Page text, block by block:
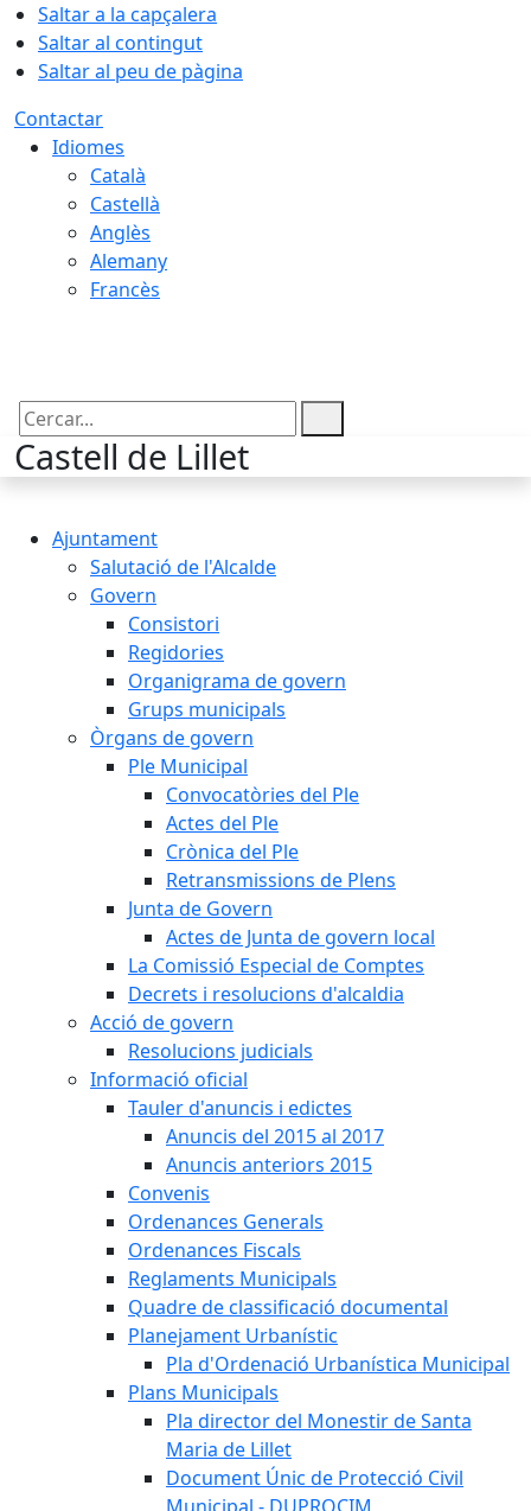
Saltar a la capçalera
Saltar al contingut
Saltar al peu de pàgina
Contactar
Idiomes
Català
Castellà
Anglès
Alemany
Francès
Cercar:
Castell de Lillet
Ajuntament
Salutació de l'Alcalde
Govern
Consistori
Regidories
Organigrama de govern
Grups municipals
Òrgans de govern
Ple Municipal
Convocatòries del Ple
Actes del Ple
Crònica del Ple
Retransmissions de Plens
Junta de Govern
Actes de Junta de govern local
La Comissió Especial de Comptes
Decrets i resolucions d'alcaldia
Acció de govern
Resolucions judicials
Informació oficial
Tauler d'anuncis i edictes
Anuncis del 2015 al 2017
Anuncis anteriors 2015
Convenis
Ordenances Generals
Ordenances Fiscals
Reglaments Municipals
Quadre de classificació documental
Planejament Urbanístic
Pla d'Ordenació Urbanística Municipal
Plans Municipals
Pla director del Monestir de Santa
Maria de Lillet
Document Únic de Protecció Civil